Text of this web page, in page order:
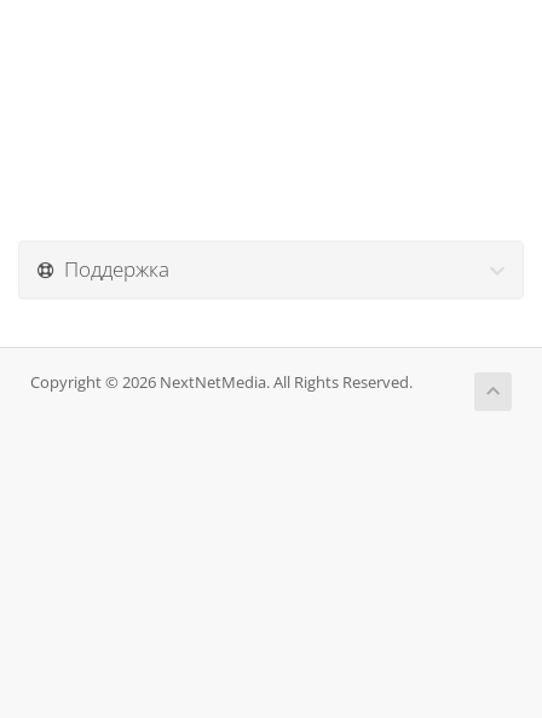
Поддержка
Copyright © 2026 NextNetMedia. All Rights Reserved.